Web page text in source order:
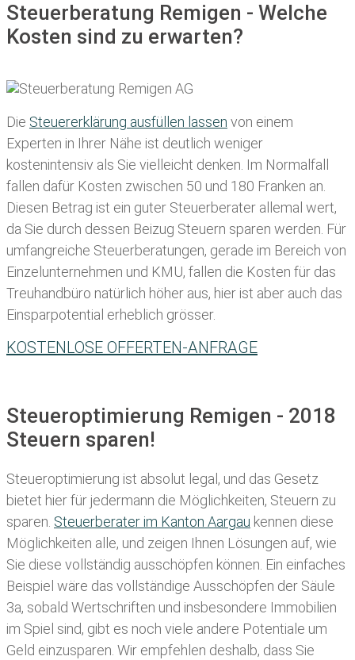
Steuerberatung Remigen - Welche
Kosten sind zu erwarten?
Die Steuererklärung ausfüllen lassen von einem
Experten in Ihrer Nähe ist deutlich weniger
kostenintensiv als Sie vielleicht denken. Im Normalfall
fallen dafür Kosten zwischen 50 und 180 Franken an.
Diesen Betrag ist ein guter Steuerberater allemal wert,
da Sie durch dessen Beizug Steuern sparen werden. Für
umfangreiche Steuerberatungen, gerade im Bereich von
Einzelunternehmen und KMU, fallen die Kosten für das
Treuhandbüro natürlich höher aus, hier ist aber auch das
Einsparpotential erheblich grösser.
KOSTENLOSE OFFERTEN-ANFRAGE
Steueroptimierung Remigen - 2018
Steuern sparen!
Steueroptimierung ist absolut legal, und das Gesetz
bietet hier für jedermann die Möglichkeiten, Steuern zu
sparen. Steuerberater im K anton Aargau kennen diese
Möglichkeiten alle, und zeigen Ihnen Lösungen auf, wie
Sie diese vollständig ausschöpfen können. Ein einfaches
Beispiel wäre das vollständige Ausschöpfen der Säule
3a, sobald Wertschriften und insbesondere Immobilien
im Spiel sind, gibt es noch viele andere Potentiale um
Geld einzusparen. Wir empfehlen deshalb, dass Sie